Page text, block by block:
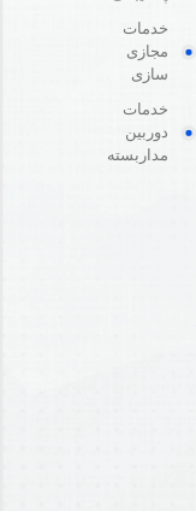
خدمات
مجازی
سازی
خدمات
دوربین
مداربسته